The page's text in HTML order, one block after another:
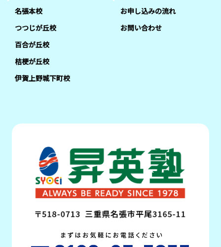
名張本校
つつじが丘校
百合が丘校
桔梗が丘校
伊賀上野城下町校
お申し込みの流れ
お問い合わせ